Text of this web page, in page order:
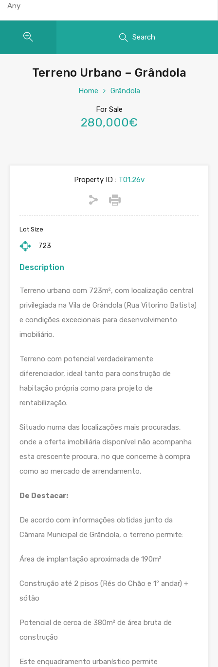
Search
Terreno Urbano – Grândola
Home Grândola
For Sale
280,000€
Property ID :T01.26v
Lot Size
723
Description
Terreno urbano com 723m², com localização central
privilegiada na Vila de Grândola (Rua Vitorino Batista)
e condições excecionais para desenvolvimento
imobiliário.
Terreno com potencial verdadeiramente
diferenciador, ideal tanto para construção de
habitação própria como para projeto de
rentabilização.
Situado numa das localizações mais procuradas,
onde a oferta imobiliária disponível não acompanha
esta crescente procura, no que concerne à compra
como ao mercado de arrendamento.
De Destacar:
De acordo com informações obtidas junto da
Câmara Municipal de Grândola, o terreno permite:
Área de implantação aproximada de 190m²
Construção até 2 pisos (Rés do Chão e 1º andar) +
sótão
Potencial de cerca de 380m² de área bruta de
construção
Este enquadramento urbanístico permite